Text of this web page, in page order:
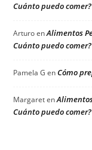
Cuánto puedo comer?
ArturoenAlimentos
Cuánto puedo comer?
Pamela G enCómo
Margareten
Cuánto puedo comer?